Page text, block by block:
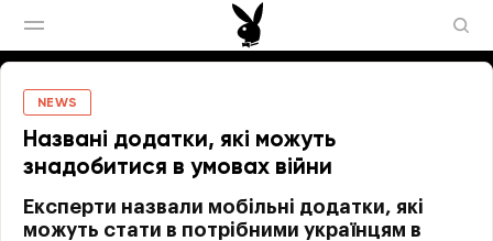
NEWS
Названі додатки, які можуть
знадобитися в умовах війни
Експерти назвали мобільні додатки, які
можуть стати в потрібними українцям в